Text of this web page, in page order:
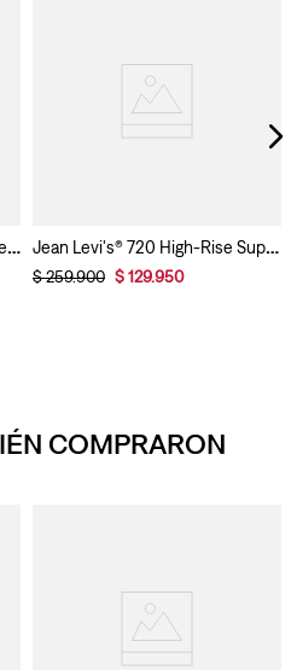
Jeans 725 High Rise Bootcut Levi’s® Para Mujer Jean Levi's® 720 High-Rise Super Skinny para Mujer
$259.900 $129.950
COMPRARON